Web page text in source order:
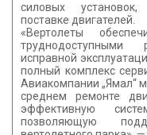
силовых
поставке двигателей.
«Вертолеты
исправной
полный комплекс
Авиакомпании „Ямал“
среднем ремонте
эффективную
позволяющую